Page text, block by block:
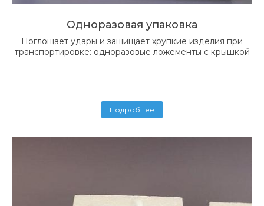
Одноразовая упаковка
Поглощает удары и защищает хрупкие изделия при
транспортировке: одноразовые ложементы с крышкой
Подробнее